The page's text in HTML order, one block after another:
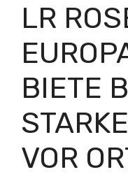
LR
BIETE
VOR